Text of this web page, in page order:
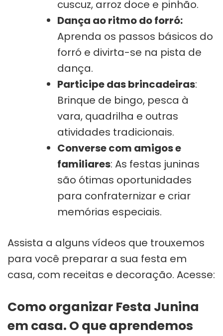
cuscuz, arroz doce e pinhão.
Dança ao ritmo do forró:
Aprenda os passos básicos do
forró e divirta-se na pista de
dança.
Participe das brincadeiras:
Brinque de bingo, pesca à
vara, quadrilha e outras
atividades tradicionais.
Converse com amigos e
familiares: As festas juninas
são ótimas oportunidades
para confraternizar e criar
memórias especiais.
Assista a alguns vídeos que trouxemos
para você preparar a sua festa em
casa, com receitas e decoração. Acesse:
Como organizar Festa Junina
em casa. O que aprendemos